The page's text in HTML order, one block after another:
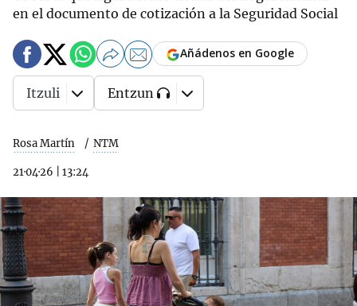
en el documento de cotización a la Seguridad Social
Rosa Martín NTM
21·04·26 13:24
Añádenos en Google
Itzuli Entzun